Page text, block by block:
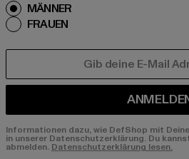
MÄNNER
FRAUEN
Informationen dazu, wie DefShop mit
in unserer Datenschutzerklärung. Du
abmelden. Datenschutzerklärung lesen.